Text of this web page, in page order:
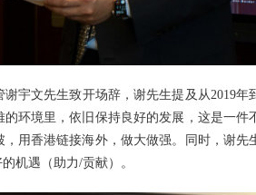
宇文先生致开场辞，谢先生提及从2019年
环境里，依旧保持良好的发展，这是一件
用香港链接海外，做大做强。同时，谢先
机遇（助力/贡献）。